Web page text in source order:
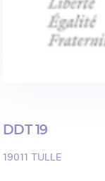
DDT 19
19011 TULLE